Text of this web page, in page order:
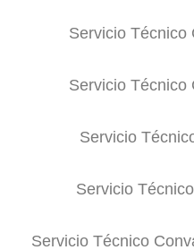
Servicio Técnico
Servicio Técnico
Servicio
Servicio
Servicio Técnico